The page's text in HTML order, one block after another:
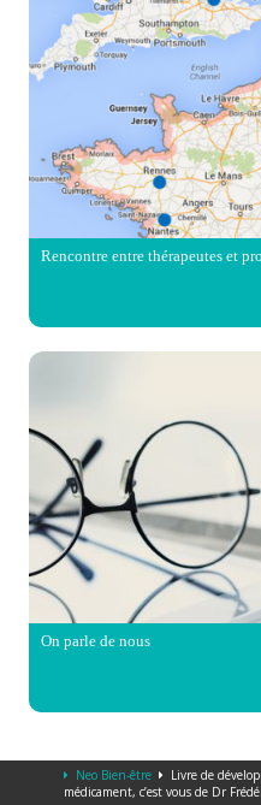
Rencontre entre thérapeutes et
On parle de nous
Neo Bien-être
Livre de
médicament, c’est vous de Dr